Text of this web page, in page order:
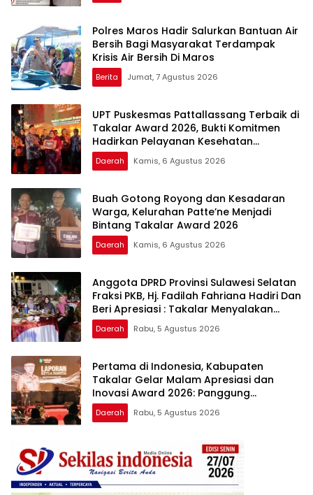
Polres Maros Hadir Salurkan Bantuan Air
Bersih Bagi Masyarakat Terdampak
Krisis Air Bersih Di Maros
Berita Jumat, 7 Agustus 2026
UPT Puskesmas Pattallassang Terbaik di
Takalar Award 2026, Bukti Komitmen
Hadirkan Pelayanan Kesehatan
Berkualitas
Daerah Kamis, 6 Agustus 2026
Buah Gotong Royong dan Kesadaran
Warga, Kelurahan Patte’ne Menjadi
Bintang Takalar Award 2026
Daerah Kamis, 6 Agustus 2026
Anggota DPRD Provinsi Sulawesi Selatan
Fraksi PKB, Hj. Fadilah Fahriana Hadiri Dan
Beri Apresiasi : Takalar Menyalakan
Lentera Pengabdian Melalui Malam
Apresiasi dan Inovasi Award 2026
Daerah Rabu, 5 Agustus 2026
Pertama di Indonesia, Kabupaten
Takalar Gelar Malam Apresiasi dan
Inovasi Award 2026: Panggung
Penghargaan bagi Pelayan Publik
Berprestasi
Daerah Rabu, 5 Agustus 2026